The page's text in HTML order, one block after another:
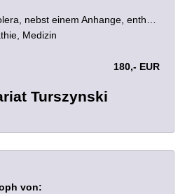
Medizin
180,- EUR
Turszynski
von: